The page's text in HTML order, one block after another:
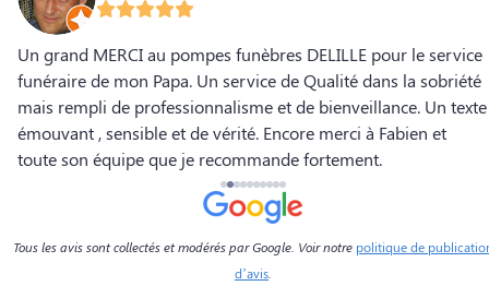
Un grand MERCI au pompes funèbres DELILLE pour le service
funéraire de mon Papa. Un service de Qualité dans la sobriété
mais rempli de professionnalisme et de bienveillance. Un texte
émouvant , sensible et de vérité. Encore merci à Fabien et
toute son équipe que je recommande fortement.
Tous les avis sont collectés et modérés par Google. Voir notre politique de
d’avis.